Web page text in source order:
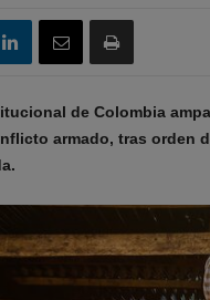
de Colombia
armado, tras orden